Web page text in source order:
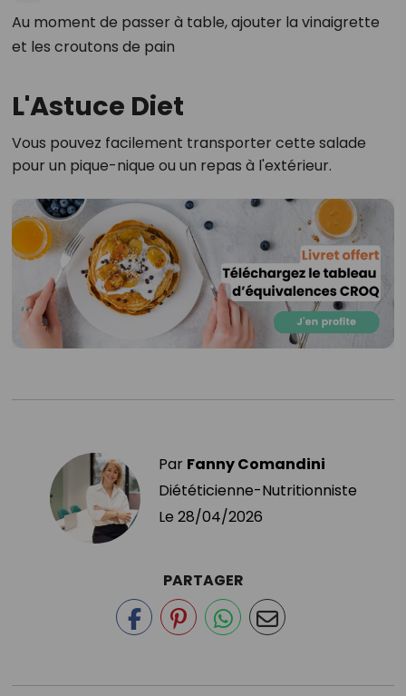
Au moment de passer à table, ajouter la vinaigrette
et les croutons de pain
L'Astuce Diet
Vous pouvez facilement transporter cette salade
pour un pique-nique ou un repas à l'extérieur.
Par Fanny Comandini
Diététicienne-Nutritionniste
Le 28/04/2026
PARTAGER